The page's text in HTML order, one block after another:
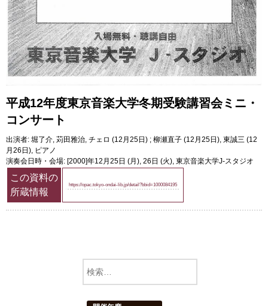
平成12年度東京音楽大学冬期受験講習会ミニ・
コンサート
出演者: 堀了介, 苅田雅治, チェロ (12月25日) ; 柳瀬直子 (12月25日), 東誠三 (12
月26日), ピアノ
演奏会日時・会場: [2000]年12月25日 (月), 26日 (火), 東京音楽大学J-スタジオ
この資料の
所蔵情報
https://opac.tokyo-ondai-lib.jp/detail?bbid=1000084195